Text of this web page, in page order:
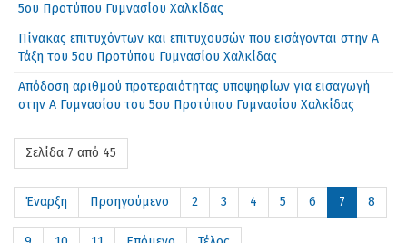
5ου Προτύπου Γυμνασίου Χαλκίδας
Πίνακας επιτυχόντων και επιτυχουσών που εισάγονται στην Α
Τάξη του 5ου Προτύπου Γυμνασίου Χαλκίδας
Απόδοση αριθμού προτεραιότητας υποψηφίων για εισαγωγή
στην Α Γυμνασίου του 5ου Προτύπου Γυμνασίου Χαλκίδας
Σελίδα 7 από 45
Έναρξη Προηγούμενο 2 3 4 5 6 7 8